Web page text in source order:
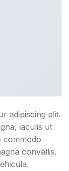
adipiscing elit.
iaculis ut
commodo
convallis.